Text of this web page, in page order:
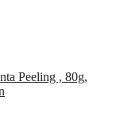
Peeling , 80g,